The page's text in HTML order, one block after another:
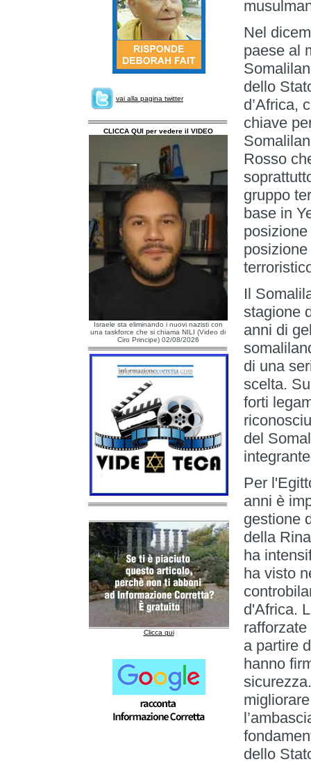
vai alla pagina twitter
CLICCA QUI per vedere il VIDEO
Israele sta eliminando i nuovi nazisti con
una taskforce che si chiama NILI (Video di
Ciro Principe) 02/08/2026
Clicca qui
Nel
paese al
dello
d’Africa,
chiave
Rosso
gruppo
base in
Il
stagione
anni di
di una
scelta.
forti
del
Per
anni è
gestione
della
ha
ha visto
d'Africa.
a partire
hanno
dello